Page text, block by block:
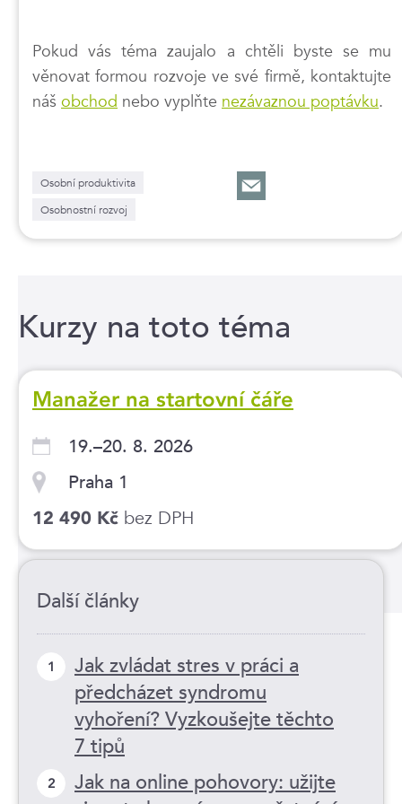
Pokud vás téma zaujalo a chtěli byste se mu
věnovat formou rozvoje ve své firmě, kontaktujte
náš obchod nebo vyplňte nezávaznou poptávku.
Osobní produktivita
Osobnostní rozvoj
Kurzy na toto téma
Manažer na startovní čáře
19.–20. 8. 2026
Praha 1
12 490 Kč bez DPH
Další články
1
Jak zvládat stres v práci a
předcházet syndromu
vyhoření? Vyzkoušejte těchto
7 tipů
2
Jak na online pohovory: užijte